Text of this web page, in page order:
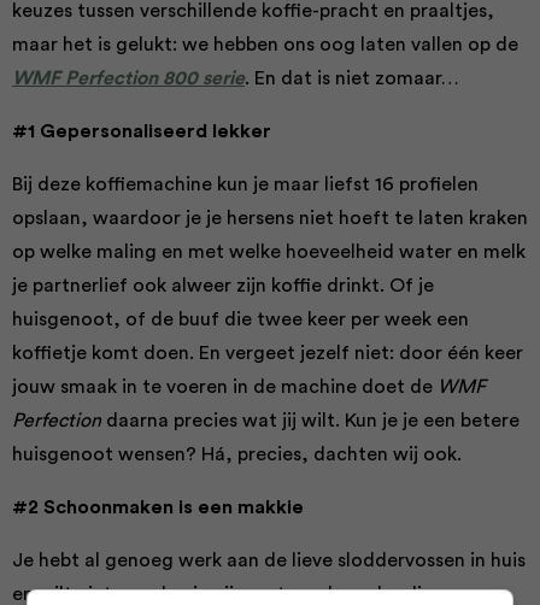
keuzes tussen verschillende koffie-pracht en praaltjes,
maar het is gelukt: we hebben ons oog laten vallen op de
WMF Perfection 800 serie. En dat is niet zomaar…
#1 Gepersonaliseerd lekker
Bij deze koffiemachine kun je maar liefst 16 profielen
opslaan, waardoor je je hersens niet hoeft te laten kraken
op welke maling en met welke hoeveelheid water en melk
je partnerlief ook alweer zijn koffie drinkt. Of je
huisgenoot, of de buuf die twee keer per week een
koffietje komt doen. En vergeet jezelf niet: door één keer
jouw smaak in te voeren in de machine doet de WMF
Perfection daarna precies wat jij wilt. Kun je je een betere
huisgenoot wensen? Há, precies, dachten wij ook.
#2 Schoonmaken is een makkie
Je hebt al genoeg werk aan de lieve sloddervossen in huis
en wilt niet uren bezig zijn met een broodnodige